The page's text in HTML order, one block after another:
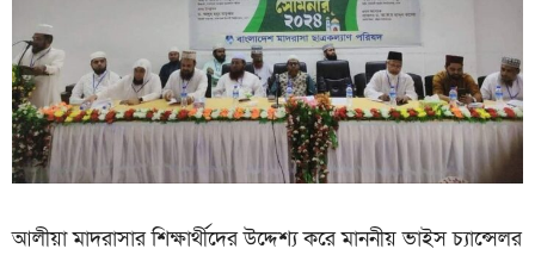
আলীয়া মাদরাসার শিক্ষার্থীদের উদ্দেশ্য করে মাননীয় ভাইস চ্যান্সেলর